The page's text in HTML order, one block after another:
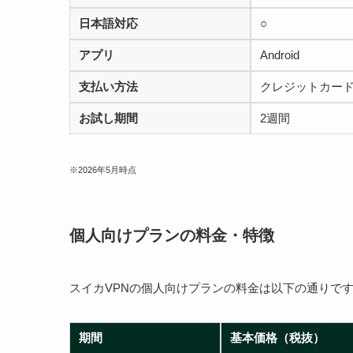
日本語対応 ○
アプリ Android
支払い方法 クレジットカー
お試し期間 2週間
※2026年5月時点
個人向けプランの料金・特徴
スイカVPNの個人向けプランの料金は以下の通りで
期間 基本価格（税抜）